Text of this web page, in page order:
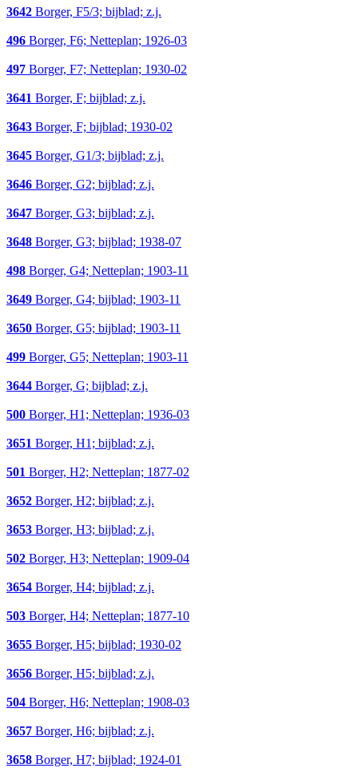
3642 Borger, F5/3; bijblad; z.j.
496 Borger, F6; Netteplan; 1926-03
497 Borger, F7; Netteplan; 1930-02
3641 Borger, F; bijblad; z.j.
3643 Borger, F; bijblad; 1930-02
3645 Borger, G1/3; bijblad; z.j.
3646 Borger, G2; bijblad; z.j.
3647 Borger, G3; bijblad; z.j.
3648 Borger, G3; bijblad; 1938-07
498 Borger, G4; Netteplan; 1903-11
3649 Borger, G4; bijblad; 1903-11
3650 Borger, G5; bijblad; 1903-11
499 Borger, G5; Netteplan; 1903-11
3644 Borger, G; bijblad; z.j.
500 Borger, H1; Netteplan; 1936-03
3651 Borger, H1; bijblad; z.j.
501 Borger, H2; Netteplan; 1877-02
3652 Borger, H2; bijblad; z.j.
3653 Borger, H3; bijblad; z.j.
502 Borger, H3; Netteplan; 1909-04
3654 Borger, H4; bijblad; z.j.
503 Borger, H4; Netteplan; 1877-10
3655 Borger, H5; bijblad; 1930-02
3656 Borger, H5; bijblad; z.j.
504 Borger, H6; Netteplan; 1908-03
3657 Borger, H6; bijblad; z.j.
3658 Borger, H7; bijblad; 1924-01